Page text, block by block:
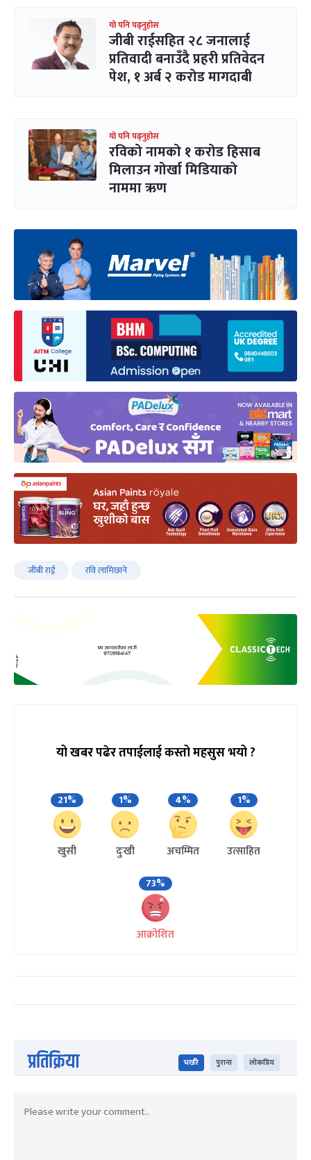
यो पनि पढ्नुहोस
जीबी राईसहित २८ जनालाई
प्रतिवादी बनाउँदै प्रहरी प्रतिवेदन
पेश, १ अर्ब २ करोड मागदाबी
यो पनि पढ्नुहोस
रविको नामको १ करोड हिसाब
मिलाउन गोर्खा मिडियाको
नाममा ऋण
जीबी राई रवि लामिछाने
यो खबर पढेर तपाईलाई कस्तो महसुस भयो ?
21%
खुसी
1%
दुःखी
4%
अचम्मित
1%
उत्साहित
73%
आक्रोशित
प्रतिक्रिया भर्खरै पुराना लोकप्रिय